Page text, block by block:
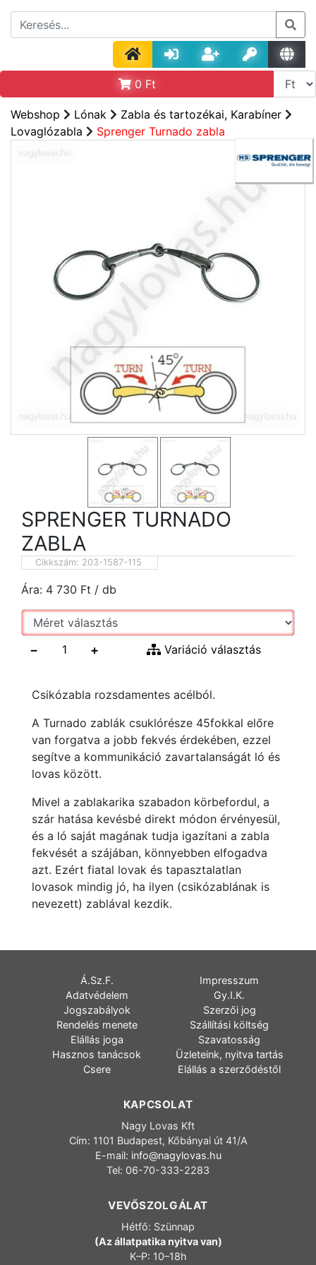
0 Ft
Webshop Lónak
Zabla és tartozékai, Karabíner
Lovaglózabla
Sprenger Turnado zabla
SPRENGER TURNADO
ZABLA
Cikkszám: 203-1587-115
Ára: 4 730 Ft / db
− + Variáció választás
Csikózabla rozsdamentes acélból.
A Turnado zablák csuklórésze 45fokkal előre
van forgatva a jobb fekvés érdekében, ezzel
segítve a kommunikáció zavartalanságát ló és
lovas között.
Mivel a zablakarika szabadon körbefordul, a
szár hatása kevésbé direkt módon érvényesül,
és a ló saját magának tudja igazítani a zabla
fekvését a szájában, könnyebben elfogadva
azt. Ezért fiatal lovak és tapasztalatlan
lovasok mindig jó, ha ilyen (csikózablának is
nevezett) zablával kezdik.
Á.Sz.F.
Impresszum
Adatvédelem
Gy.I.K.
Jogszabályok
Szerzői jog
Rendelés menete
Szállítási költség
Elállás joga
Szavatosság
Hasznos tanácsok
Üzleteink, nyitva tartás
Csere
Elállás a szerződéstől
KAPCSOLAT
Nagy Lovas Kft
Cím: 1101 Budapest, Kőbányai út 41/A
E-mail: info@nagylovas.hu
Tel: 06-70-333-2283
VEVŐSZOLGÁLAT
Hétfő: Szünnap
(Az állatpatika nyitva van)
K–P: 10–18h